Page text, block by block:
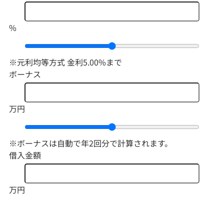
%
※元利均等方式 金利5.00%まで
ボーナス
万円
※ボーナスは自動で年2回分で計算されます。
借入金額
万円